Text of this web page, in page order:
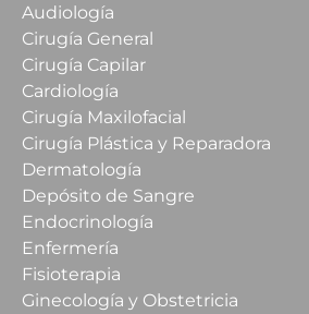
Audiología
Cirugía General
Cirugía Capilar
Cardiología
Cirugía Maxilofacial
Cirugía Plástica y Reparadora
Dermatología
Depósito de Sangre
Endocrinología
Enfermería
Fisioterapia
Ginecología y Obstetricia